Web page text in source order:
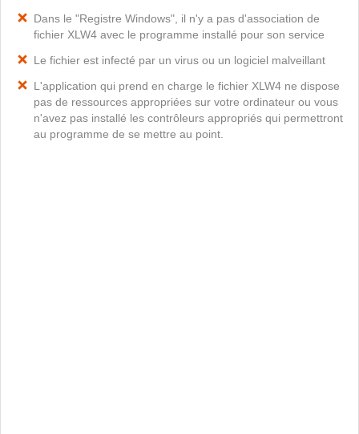
Dans le "Registre Windows", il n'y a pas d'association de
fichier XLW4 avec le programme installé pour son service
Le fichier est infecté par un virus ou un logiciel malveillant
L'application qui prend en charge le fichier XLW4 ne dispose
pas de ressources appropriées sur votre ordinateur ou vous
n'avez pas installé les contrôleurs appropriés qui permettront
au programme de se mettre au point.